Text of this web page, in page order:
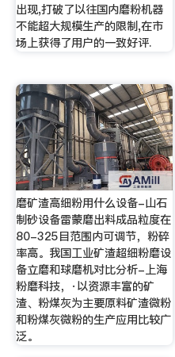
出现,打破了以往国内磨粉机器
不能超大规模生产的限制,在市
场上获得了用户的一致好评.
磨矿渣高细粉用什么设备-山石
制砂设备雷蒙磨出料成品粒度在
80-325目范围内可调节，粉碎
率高。我国工业矿渣超细粉磨设
备立磨和球磨机对比分析-上海
粉磨科技，·以资源丰富的矿
渣、粉煤灰为主要原料矿渣微粉
和粉煤灰微粉的生产应用比较广
泛。